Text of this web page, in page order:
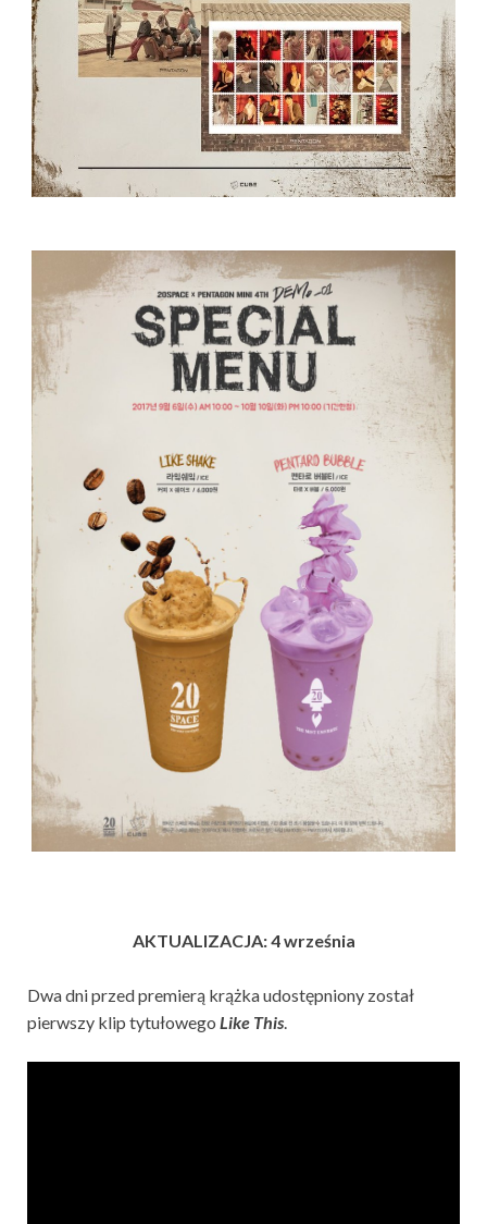
AKTUALIZACJA: 4 września
Dwa dni przed premierą krążka udostępniony został
pierwszy klip tytułowego Like This